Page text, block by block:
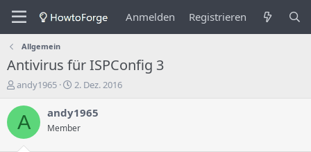
Anmelden Registrieren
Allgemein
Antivirus für ISPConfig 3
E
s
t
e
andy1965
E
s
e
2. Dez. 2016
A andy1965
Member